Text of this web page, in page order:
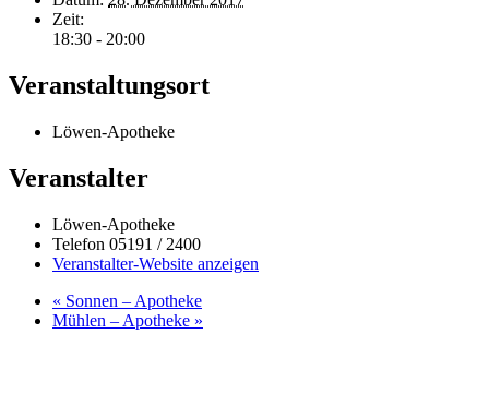
Zeit:
18:30 - 20:00
Veranstaltungsort
Löwen-Apotheke
Veranstalter
Löwen-Apotheke
Telefon 05191 / 2400
Veranstalter-Website anzeigen
« Sonnen – Apotheke
Mühlen – Apotheke »